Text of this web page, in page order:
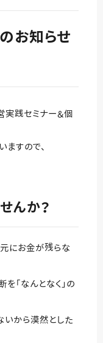
お知らせ
実践セミナー＆個
ますので、
んか？
にお金が残らな
「なんとなく」の
いから漠然とした